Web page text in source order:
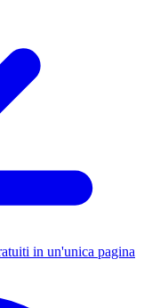
in un'unica pagina